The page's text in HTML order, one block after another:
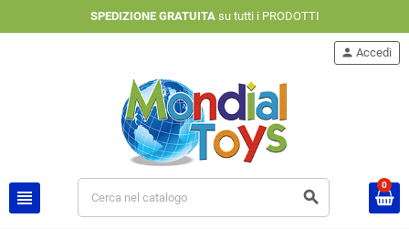
SPEDIZIONE GRATUITAsu tutti i PRODOTTI
view_headline search
person Accedi
0